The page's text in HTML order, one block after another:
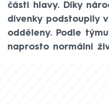
části hlavy. Díky
dívenky podstoupily
odděleny. Podle
naprosto normální